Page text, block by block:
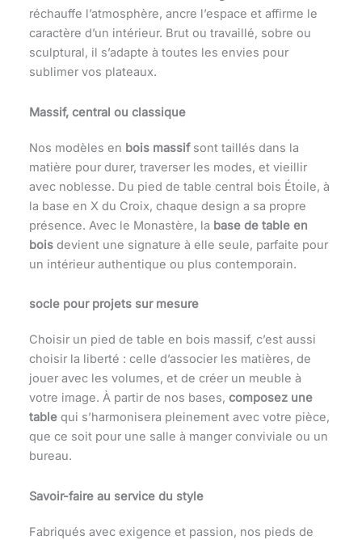
réchauffe l’atmosphère, ancre l’espace et affirme le
caractère d’un intérieur. Brut ou travaillé, sobre ou
sculptural, il s’adapte à toutes les envies pour
sublimer vos plateaux.
Massif, central ou classique
Nos modèles en bois massifsont taillés dans la
matière pour durer, traverser les modes, et vieillir
avec noblesse. Du pied de table central bois Étoile, à
la base en X du Croix, chaque design a sa propre
présence. Avec le Monastère, la base de table en
boisdevient une signature à elle seule, parfaite pour
un intérieur authentique ou plus contemporain.
socle pour projets sur mesure
Choisir un pied de table en bois massif, c’est aussi
choisir la liberté : celle d’associer les matières, de
jouer avec les volumes, et de créer un meuble à
votre image. À partir de nos bases, composez une
tablequi s’harmonisera pleinement avec votre pièce,
que ce soit pour une salle à manger conviviale ou un
bureau.
Savoir-faire au service du style
Fabriqués avec exigence et passion, nos pieds de